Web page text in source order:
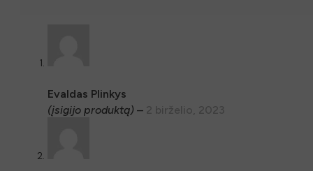
Evaldas Plinkys
(įsigijo produktą) – 2 birželio, 2023